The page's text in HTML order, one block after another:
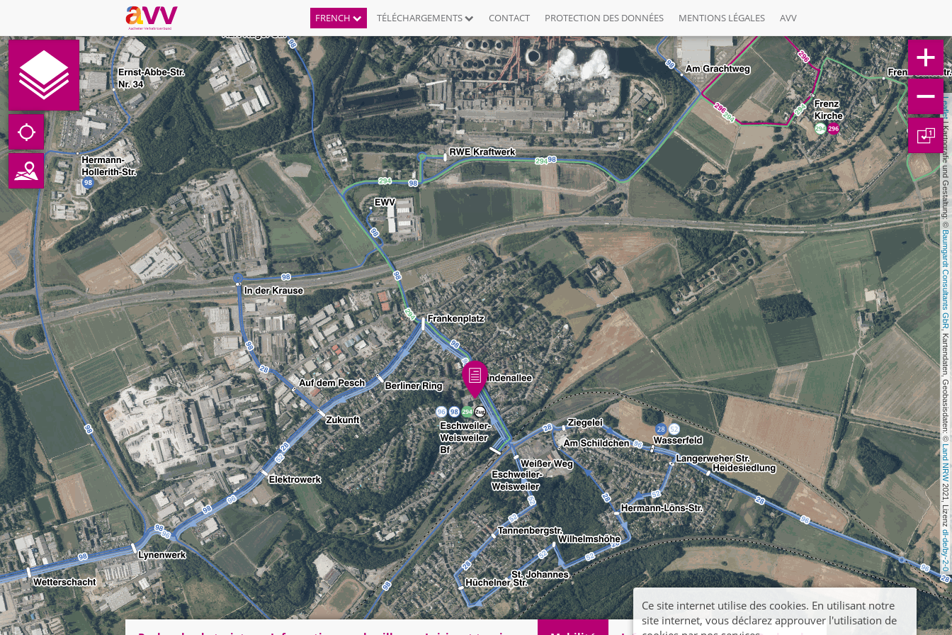
FRENCH TÉLÉCHARGEMENTS CONTACT PROTECTION DES DONNÉES MENTIONS LÉGALES AVV
Leaflet
| Kartografie und Gestaltung: ©
Baumgardt Consultants GbR
, Kartendaten, Geobasisdaten: ©
Land NRW
2021, Lizenz
dl-de/by-2-0
1
Ce site internet utilise des cookies. En utilisant notre
site internet, vous déclarez approuver l'utilisation de